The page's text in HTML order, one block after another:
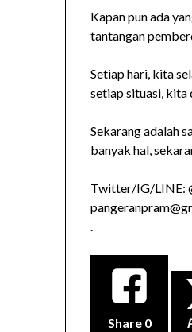
Kapan pun ada
tantangan
Setiap hari, kita
setiap situasi, kita
Sekarang adalah
banyak hal,
Twitter/IG/LINE:
.
Share 0